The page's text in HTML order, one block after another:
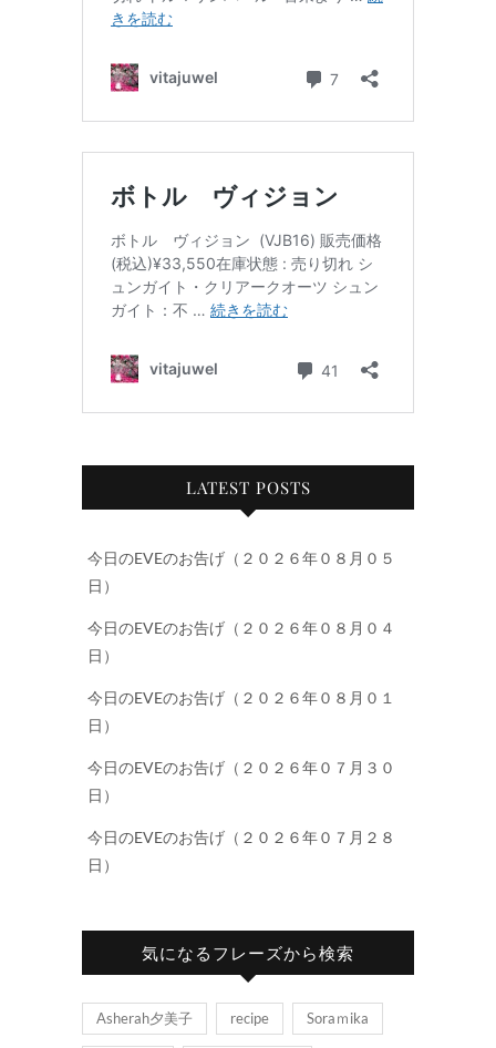
LATEST POSTS
今日のEVEのお告げ（２０２６年０８月０５
日）
今日のEVEのお告げ（２０２６年０８月０４
日）
今日のEVEのお告げ（２０２６年０８月０１
日）
今日のEVEのお告げ（２０２６年０７月３０
日）
今日のEVEのお告げ（２０２６年０７月２８
日）
気になるフレーズから検索
Asherah夕美子 recipe Soraｍika